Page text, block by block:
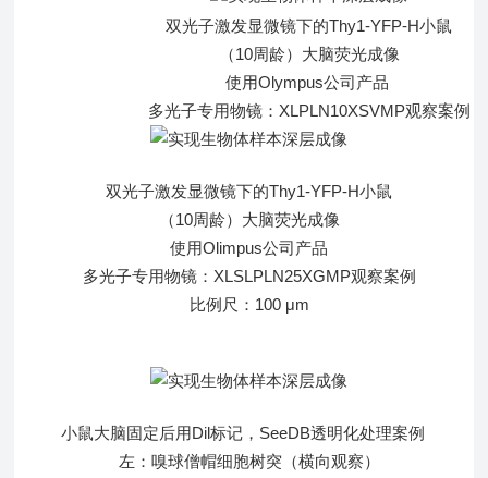
双光子激发显微镜下的Thy1-YFP-H小鼠
（10周龄）大脑荧光成像
使用Olympus公司产品
多光子专用物镜：XLPLN10XSVMP观察案例
双光子激发显微镜下的Thy1-YFP-H小鼠
（10周龄）大脑荧光成像
使用Olimpus公司产品
多光子专用物镜：XLSLPLN25XGMP观察案例
比例尺：100 μm
小鼠大脑固定后用Dil标记，SeeDB透明化处理案例
左：嗅球僧帽细胞树突（横向观察）